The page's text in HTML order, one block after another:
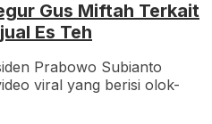
Gus Miftah Terkait
Es Teh
Prabowo Subianto
viral yang berisi olok-